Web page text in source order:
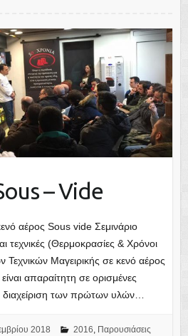
– Vide
αέρος Sous vide Σεμινάριο
τεχνικές (Θερμοκρασίες & Χρόνοι
Μαγειρικής σε κενό αέρος
απαραίτητη σε ορισμένες
διαχείριση των πρώτων υλών…
2018 2016, Παρουσιάσεις